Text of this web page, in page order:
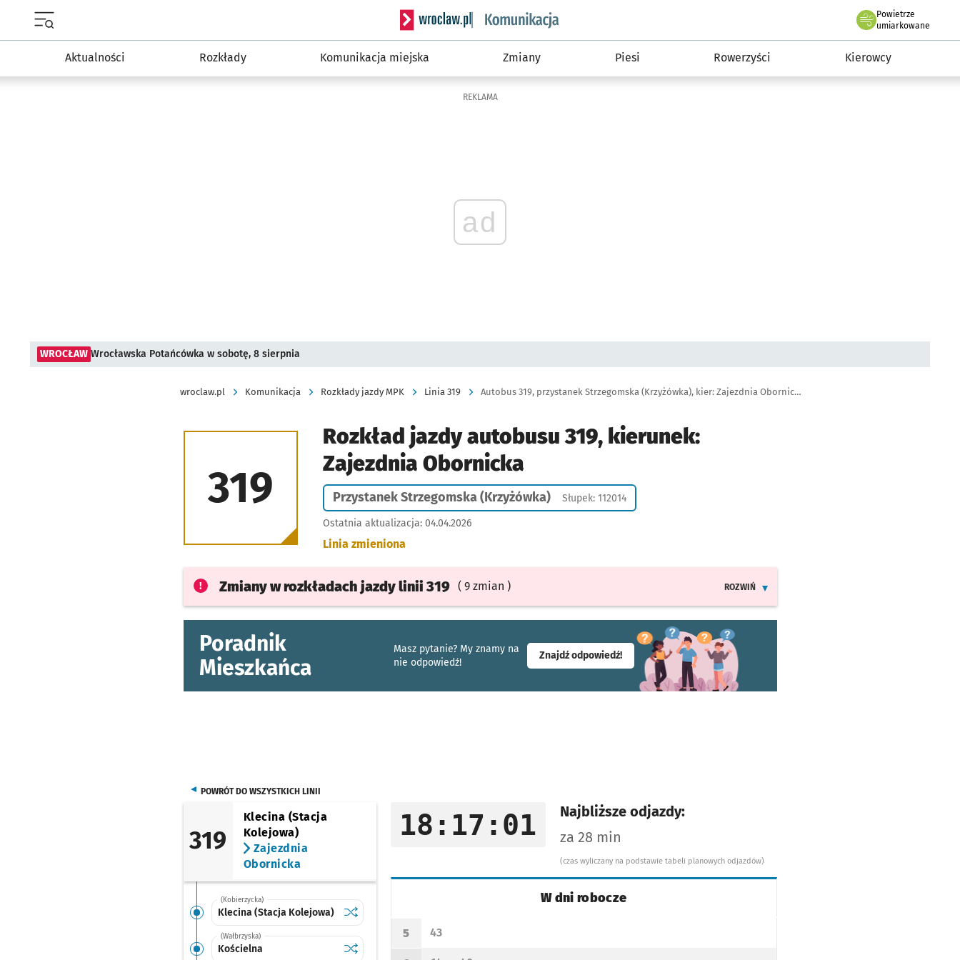
Serwis informacyjny wroclaw.pl podserwis: Komunikacja
Powietrze
we Wrocławiu
umiarkowane
Aktualności Rozkłady Komunikacja miejska Zmiany Piesi Rowerzyści Kierowcy
REKLAMA
ad
WROCŁAW Wrocławska Potańcówka w sobotę, 8 sierpnia
wroclaw.pl Komunikacja Rozkłady jazdy MPK Linia 319 Autobus 319, przystanek Strzegomska (Krzyżówka), kier: Zajezdnia Obornicka
319
Rozkład jazdy autobusu 319, kierunek:
Zajezdnia Obornicka
Przystanek Strzegomska (Krzyżówka) Słupek: 112014
Ostatnia aktualizacja: 04.04.2026
Linia zmieniona
Zmiany w rozkładach jazdylinii 319 ( 9 zmian )
ROZWIŃ
Poradnik
Mieszkańca
Masz pytanie? My znamy na
nie odpowiedź!
Znajdź odpowiedź!- otworzy się w nowej karcie
POWRÓT DO WSZYSTKICH LINII
319
Klecina (Stacja
Kolejowa)
Zajezdnia
Obornicka
(Kobierzycka)
Klecina (Stacja Kolejowa) Sprawdź proponowane przesiadki na inne linie
Klecina (Stacja Kolejowa)
(Wałbrzyska)
Kościelna Sprawdź proponowane przesiadki na inne linie
Kościelna
18:17:01
Najbliższe odjazdy:
za 28 min
(czas wyliczany na podstawie tabeli planowych odjazdów)
W dni robocze
Rozkład jazdy -
Godzina odjazdu
5
Odjazd
43
minut po godzinie 5